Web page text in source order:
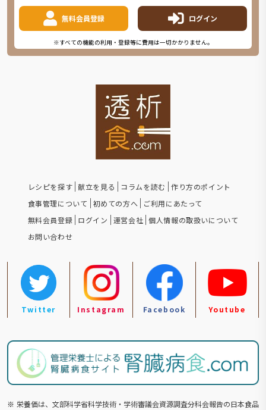
無料会員登録 ログイン
※すべての機能の利用・登録等に費用は一切かかりません。
レシピを探す 献立を見る コラムを読む
作り方のポイント
食事管理について
初めての方へ
ご利用にあたって
無料会員登録 ログイン 運営会社 個人情報の取扱いについて
お問い合わせ
Twitter Instagram Facebook Youtube
※ 栄養価は、文部科学省科学技術・学術審議会資源調査分科会報告の⽇本食品